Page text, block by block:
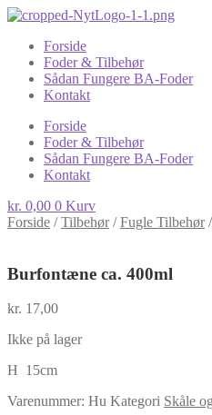
Forside
Foder & Tilbehør
Sådan Fungere BA-Foder
Kontakt
Forside
Foder & Tilbehør
Sådan Fungere BA-Foder
Kontakt
kr. 0,00 0 Kurv
Forside /Tilbehør/Fugle Tilbehør/
Burfontæne ca. 400ml
kr. 17,00
Ikke på lager
H 15cm
Varenummer: Hu Kategori Skåle